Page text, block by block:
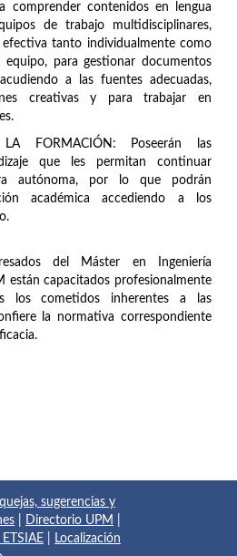
comprender contenidos en lengua
de trabajo multidisciplinares,
tanto individualmente como
para gestionar documentos
a las fuentes adecuadas,
creativas y para trabajar en
FORMACIÓN: Poseerán las
que les permitan continuar
autónoma, por lo que podrán
académica accediendo a los
del Máster en Ingeniería
están capacitados profesionalmente
los cometidos inherentes a las
la normativa correspondiente
sugerencias y
Directorio UPM
Localización